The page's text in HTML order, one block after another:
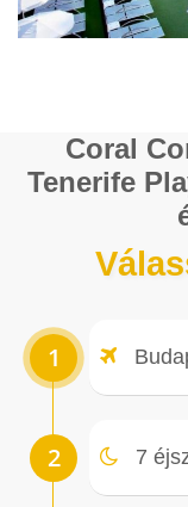
Coral
Tenerife
7